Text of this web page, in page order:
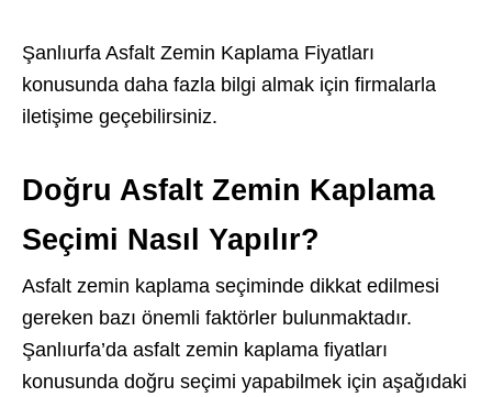
Şanlıurfa Asfalt Zemin Kaplama Fiyatları
konusunda daha fazla bilgi almak için firmalarla
iletişime geçebilirsiniz.
Doğru Asfalt Zemin Kaplama
Seçimi Nasıl Yapılır?
Asfalt zemin kaplama seçiminde dikkat edilmesi
gereken bazı önemli faktörler bulunmaktadır.
Şanlıurfa’da asfalt zemin kaplama fiyatları
konusunda doğru seçimi yapabilmek için aşağıdaki